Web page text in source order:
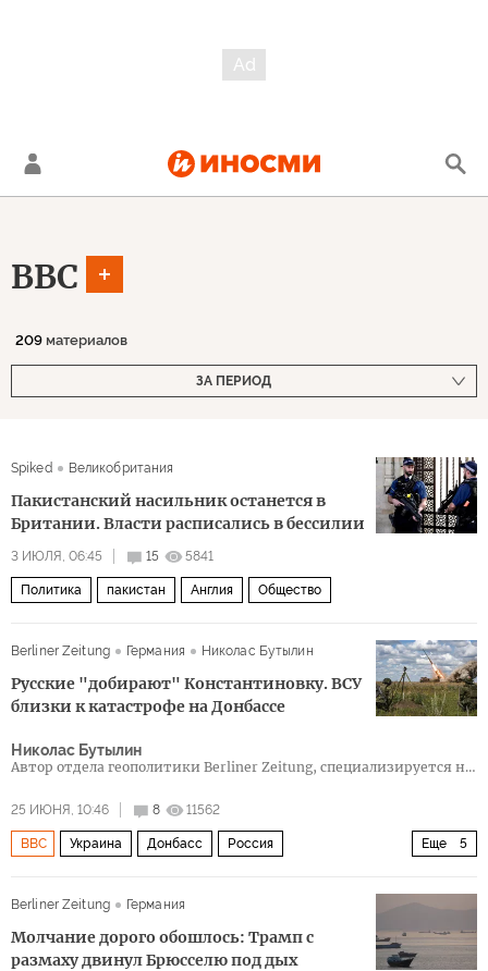
BBC
209 материалов
ЗА ПЕРИОД
Spiked Великобритания
Пакистанский насильник останется в
Британии. Власти расписались в бессилии
3 ИЮЛЯ, 06:45 15 5841
Политика пакистан Англия Общество
Berliner Zeitung Германия Николас Бутылин
Русские "добирают" Константиновку. ВСУ
близки к катастрофе на Донбассе
Николас Бутылин
Автор отдела геополитики Berliner Zeitung, специализируется на
25 ИЮНЯ, 10:46 8 11562
Еще 5
BBC Украина Донбасс Россия
Berliner Zeitung Германия
Молчание дорого обошлось: Трамп с
размаху двинул Брюсселю под дых